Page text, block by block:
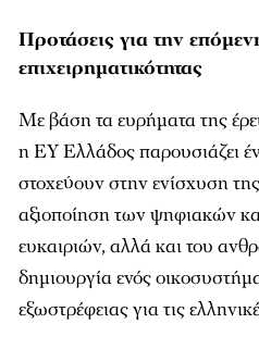
Προτάσεις για την
επιχειρηματικότητας
Με βάση τα ευρήματα της
η EY Ελλάδος παρουσιάζει
στοχεύουν στην ενίσχυση
αξιοποίηση των ψηφιακών
ευκαιριών, αλλά και του
δημιουργία ενός
εξωστρέφειας για τις